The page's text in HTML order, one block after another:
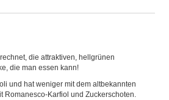
die attraktiven, hellgrünen
die man essen kann!
und hat weniger mit dem altbekannten
Romanesco-Karfiol und Zuckerschoten.